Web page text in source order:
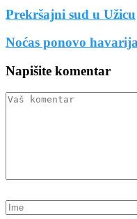
Prekršajni sud u Užicu
Noćas ponovo
Napišite komentar